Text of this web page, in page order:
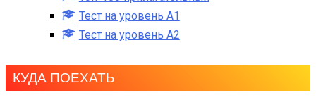
Тест на уровень A1
Тест на уровень A2
КУДА ПОЕХАТЬ